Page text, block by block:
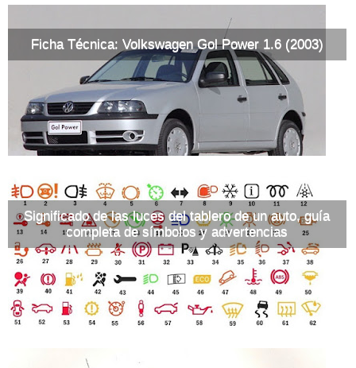
Ficha Técnica: Volkswagen Gol Power 1.6 (2003)
Significado de las luces del tablero de un auto, guía
completa de símbolos y advertencias